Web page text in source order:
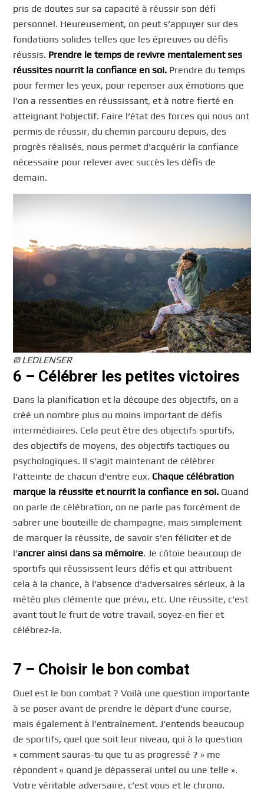
pris de doutes sur sa capacité à réussir son défi
personnel. Heureusement, on peut s’appuyer sur des
fondations solides telles que les épreuves ou défis
réussis. Prendre le temps de revivre mentalement ses
réussites nourrit la confiance en soi. Prendre du temps
pour fermer les yeux, pour repenser aux émotions que
l’on a ressenties en réussissant, et à notre fierté en
atteignant l’objectif. Faire l’état des forces qui nous ont
permis de réussir, du chemin parcouru depuis, des
progrès réalisés, nous permet d’acquérir la confiance
nécessaire pour relever avec succès les défis de
demain.
© LEDLENSER
6 – Célébrer les petites victoires
Dans la planification et la découpe des objectifs, on a
créé un nombre plus ou moins important de défis
intermédiaires. Cela peut être des objectifs sportifs,
des objectifs de moyens, des objectifs tactiques ou
psychologiques. Il s’agit maintenant de célébrer
l’atteinte de chacun d’entre eux. Chaque célébration
marque la réussite et nourrit la confiance en soi. Quand
on parle de célébration, on ne parle pas forcément de
sabrer une bouteille de champagne, mais simplement
de marquer la réussite, de savoir s’en féliciter et de
l’ancrer ainsi dans sa mémoire. Je côtoie beaucoup de
sportifs qui réussissent leurs défis et qui attribuent
cela à la chance, à l’absence d’adversaires sérieux, à la
météo plus clémente que prévu, etc. Une réussite, c’est
avant tout le fruit de votre travail, soyez-en fier et
célébrez-la.
7 – Choisir le bon combat
Quel est le bon combat ? Voilà une question importante
à se poser avant de prendre le départ d’une course,
mais également à l’entraînement. J’entends beaucoup
de sportifs, quel que soit leur niveau, qui à la question
« comment sauras-tu que tu as progressé ? » me
répondent « quand je dépasserai untel ou une telle ».
Votre véritable adversaire, c’est vous et le chrono.